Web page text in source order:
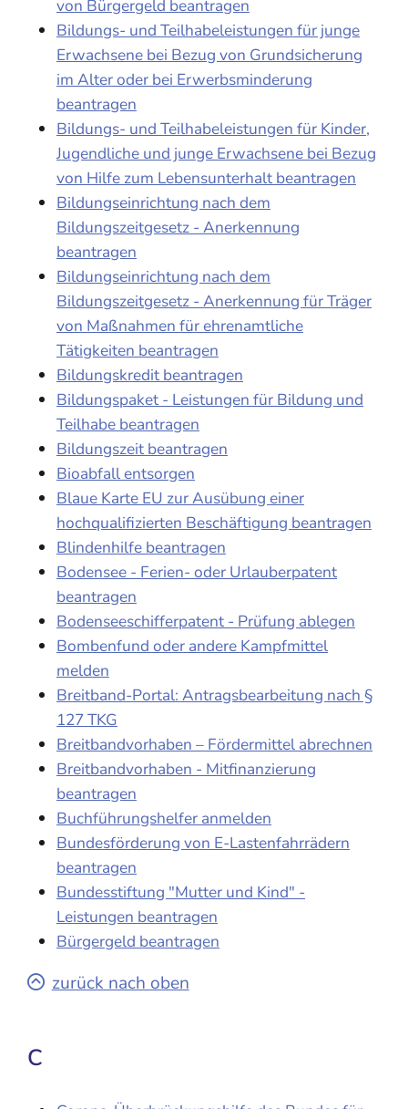
von Bürgergeld beantragen
Bildungs- und Teilhabeleistungen für junge
Erwachsene bei Bezug von Grundsicherung
im Alter oder bei Erwerbsminderung
beantragen
Bildungs- und Teilhabeleistungen für Kinder,
Jugendliche und junge Erwachsene bei Bezug
von Hilfe zum Lebensunterhalt beantragen
Bildungseinrichtung nach dem
Bildungszeitgesetz - Anerkennung
beantragen
Bildungseinrichtung nach dem
Bildungszeitgesetz - Anerkennung für Träger
von Maßnahmen für ehrenamtliche
Tätigkeiten beantragen
Bildungskredit beantragen
Bildungspaket - Leistungen für Bildung und
Teilhabe beantragen
Bildungszeit beantragen
Bioabfall entsorgen
Blaue Karte EU zur Ausübung einer
hochqualifizierten Beschäftigung beantragen
Blindenhilfe beantragen
Bodensee - Ferien- oder Urlauberpatent
beantragen
Bodenseeschifferpatent - Prüfung ablegen
Bombenfund oder andere Kampfmittel
melden
Breitband-Portal: Antragsbearbeitung nach §
127 TKG
Breitbandvorhaben – Fördermittel abrechnen
Breitbandvorhaben - Mitfinanzierung
beantragen
Buchführungshelfer anmelden
Bundesförderung von E-Lastenfahrrädern
beantragen
Bundesstiftung "Mutter und Kind" -
Leistungen beantragen
Bürgergeld beantragen
zurück nach oben
C